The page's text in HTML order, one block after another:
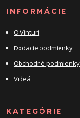
INFORMÁCIE
O Vinturi
Dodacie podmienky
Obchodné podmienky
Videá
KATEGÓRIE